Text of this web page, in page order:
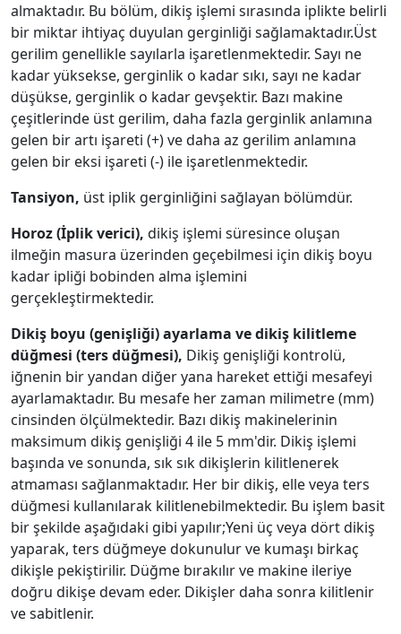
almaktadır. Bu bölüm, dikiş işlemi sırasında iplikte belirli
bir miktar ihtiyaç duyulan gerginliği sağlamaktadır.Üst
gerilim genellikle sayılarla işaretlenmektedir. Sayı ne
kadar yüksekse, gerginlik o kadar sıkı, sayı ne kadar
düşükse, gerginlik o kadar gevşektir. Bazı makine
çeşitlerinde üst gerilim, daha fazla gerginlik anlamına
gelen bir artı işareti (+) ve daha az gerilim anlamına
gelen bir eksi işareti (-) ile işaretlenmektedir.
Tansiyon, üst iplik gerginliğini sağlayan bölümdür.
Horoz (İplik verici), dikiş işlemi süresince oluşan
ilmeğin masura üzerinden geçebilmesi için dikiş boyu
kadar ipliği bobinden alma işlemini
gerçekleştirmektedir.
Dikiş boyu (genişliği) ayarlama ve dikiş kilitleme
düğmesi (ters düğmesi), Dikiş genişliği kontrolü,
iğnenin bir yandan diğer yana hareket ettiği mesafeyi
ayarlamaktadır. Bu mesafe her zaman milimetre (mm)
cinsinden ölçülmektedir. Bazı dikiş makinelerinin
maksimum dikiş genişliği 4 ile 5 mm'dir. Dikiş işlemi
başında ve sonunda, sık sık dikişlerin kilitlenerek
atmaması sağlanmaktadır. Her bir dikiş, elle veya ters
düğmesi kullanılarak kilitlenebilmektedir. Bu işlem basit
bir şekilde aşağıdaki gibi yapılır;Yeni üç veya dört dikiş
yaparak, ters düğmeye dokunulur ve kumaşı birkaç
dikişle pekiştirilir. Düğme bırakılır ve makine ileriye
doğru dikişe devam eder. Dikişler daha sonra kilitlenir
ve sabitlenir.